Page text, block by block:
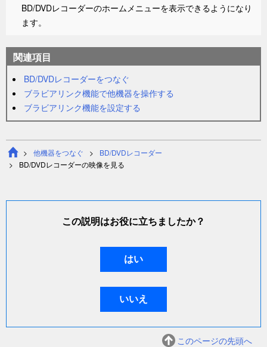
BD/DVDレコーダーのホームメニューを表示できるようになり
ます。
関連項目
BD/DVDレコーダーをつなぐ
ブラビアリンク機能で他機器を操作する
ブラビアリンク機能を設定する
他機器をつなぐ
BD/DVDレコーダー
BD/DVDレコーダーの映像を見る
この説明はお役に立ちましたか？
このページの先頭へ